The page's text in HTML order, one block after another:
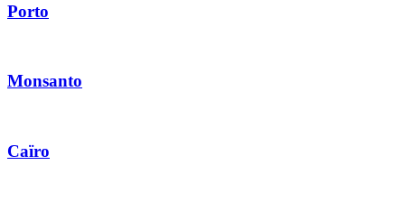
Porto
Monsanto
Caïro